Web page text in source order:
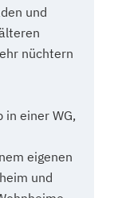
und
nüchtern
in einer WG,
eigenen
und